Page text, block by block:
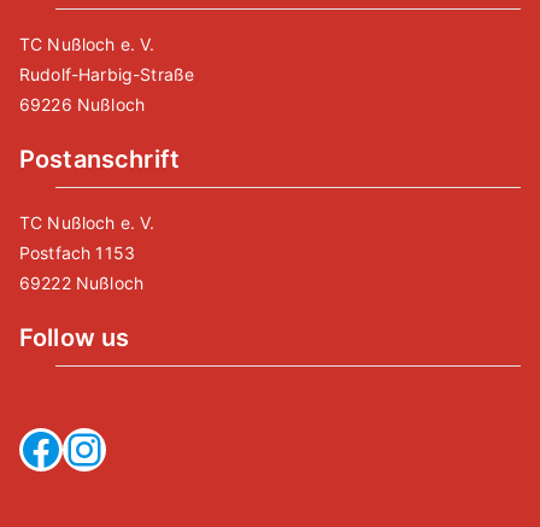
TC Nußloch e. V.
Rudolf-Harbig-Straße
69226 Nußloch
Postanschrift
TC Nußloch e. V.
Postfach 1153
69222 Nußloch
Follow us
Facebook
Instagram